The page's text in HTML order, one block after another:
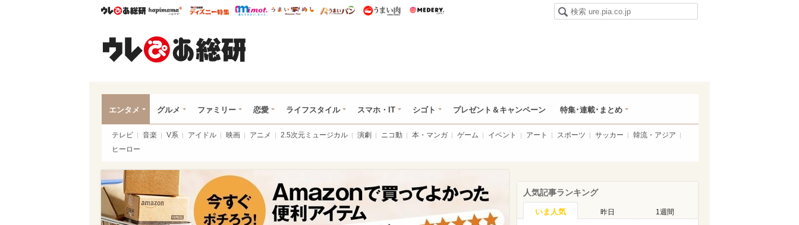
ウレぴあ総研ハピママ* ウレぴあ総研 ディズニー特集
mimot. うまいめし うまいパン うまい肉
エンタメ グルメ ファミリー 恋愛 ライフスタイル スマホ・IT シゴト プレゼント＆キャンペーン 特集･連載･まとめ
テレビ 音楽 V系 アイドル 映画 アニメ 2.5次元ミュージカル 演劇 ニコ動 本・マンガ ゲーム イベント アート スポーツ サッカー
韓流・アジア
ヒーロー
人気記事ランキング
いま人気 昨日 1週間